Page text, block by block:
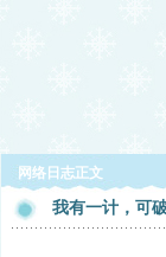
网络日志正文
我有一计，可破